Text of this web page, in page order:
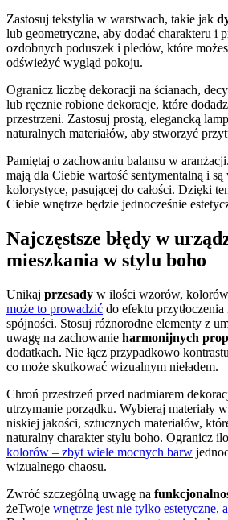
Zastosuj tekstylia w warstwach, takie jak
lub geometryczne, aby dodać charakteru i
ozdobnych poduszek i pledów, które
odświeżyć wygląd pokoju.
Ogranicz liczbę dekoracji na ścianach,
lub ręcznie robione dekoracje, które
przestrzeni. Zastosuj prostą, elegancką
naturalnych materiałów, aby stworzyć
Pamiętaj o zachowaniu balansu w
mają dla Ciebie wartość sentymentalną i
kolorystyce, pasującej do całości. Dzięki
Ciebie wnętrze będzie jednocześnie
Najczęstsze błędy w
mieszkania w stylu boho
Unikaj przesady w ilości wzorów,
może to prowadzić do efektu
spójności. Stosuj różnorodne elementy z
uwagę na zachowanie harmonijnych
dodatkach. Nie łącz przypadkowo
co może skutkować wizualnym nieładem.
Chroń przestrzeń przed nadmiarem
utrzymanie porządku. Wybieraj materiały
niskiej jakości, sztucznych materiałów,
naturalny charakter stylu boho. Ogranicz
kolorów – zbyt wiele mocnych barw
wizualnego chaosu.
Zwróć szczególną uwagę na
żeTwoje wnętrze jest nie tylko estetyczne,